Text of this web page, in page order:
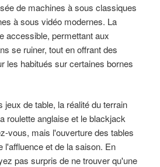
de machines à sous classiques
à sous vidéo modernes. La
accessible, permettant aux
se ruiner, tout en offrant des
les habitués sur certaines bornes
jeux de table, la réalité du terrain
roulette anglaise et le blackjack
vous, mais l'ouverture des tables
l'affluence et de la saison. En
pas surpris de ne trouver qu'une